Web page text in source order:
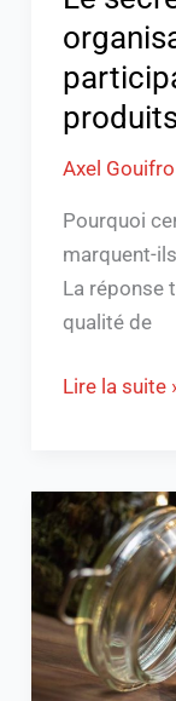
Axel Gouifro
Pourquoi
marquent-
La réponse
qualité de
produits
premium
Lire la suite
Le
CBD
face
aux
règles
du